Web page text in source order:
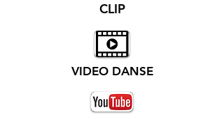
CLIP
VIDEO DANSE